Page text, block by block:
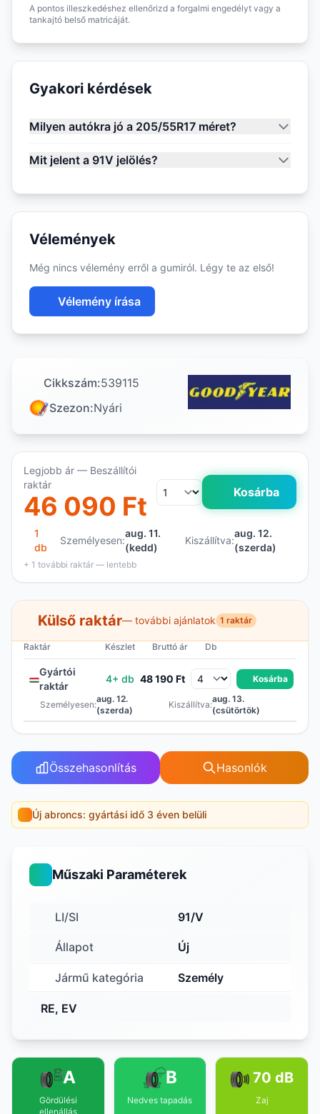
A pontos illeszkedéshez ellenőrizd a forgalmi engedélyt vagy a
tankajtó belső matricáját.
Gyakori kérdések
Milyen autókra jó a 205/55R17 méret?
Mit jelent a 91V jelölés?
Vélemények
Még nincs vélemény erről a gumiról. Légy te az első!
Vélemény írása
Cikkszám:539115
Szezon:Nyári
Legjobb ár — Beszállítói
raktár
46 090 Ft Kosárba
1
db
Személyesen:
aug. 11.
(kedd)
Kiszállítva:
aug. 12.
(szerda)
+ 1 további raktár — lentebb
Külső raktár— további ajánlatok 1 raktár
Raktár Készlet Bruttó ár Db
Gyártói
raktár
4+ db 48 190 Ft Kosárba
Személyesen:
aug. 12.
(szerda)
Kiszállítva:
aug. 13.
(csütörtök)
Összehasonlítás Hasonlók
Új abroncs: gyártási idő 3 éven belüli
Műszaki Paraméterek
LI/SI 91/V
Állapot Új
Jármű kategória Személy
RE, EV
A
Gördülési
ellenállás
B
Nedves tapadás
70 dB
Zaj